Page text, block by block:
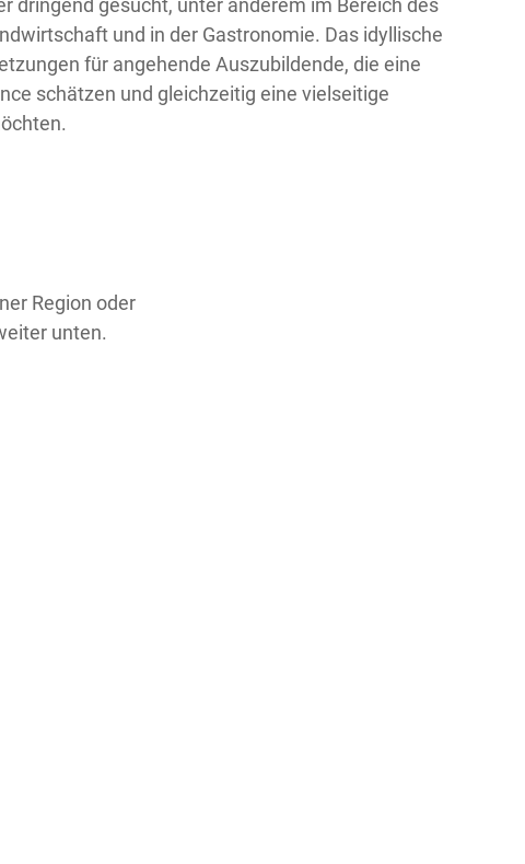
dringend gesucht, unter anderem im Bereich des
und in der Gastronomie. Das idyllische
für angehende Auszubildende, die eine
schätzen und gleichzeitig eine vielseitige
Region oder
unten.